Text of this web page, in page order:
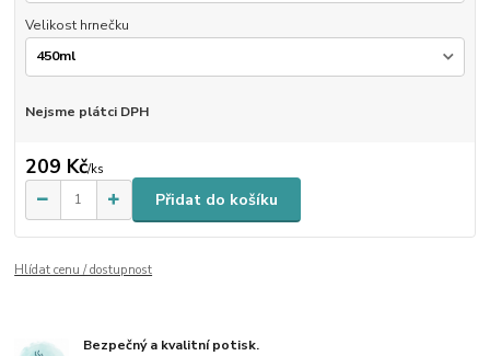
Velikost hrnečku
Nejsme plátci DPH
209 Kč/ks
Přidat do košíku
Hlídat cenu / dostupnost
Bezpečný a kvalitní potisk.